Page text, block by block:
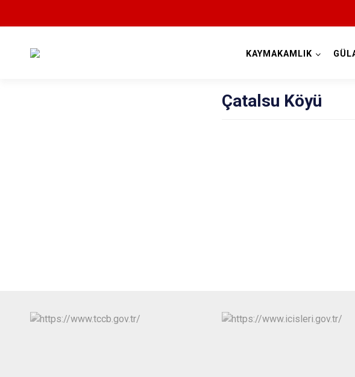
KAYMAKAMLIK
Çatalsu Köyü